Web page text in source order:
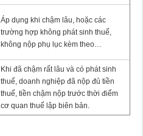
Áp dụng khi chậm lâu, hoặc các
trường hợp không phát sinh thuế,
không nộp phụ lục kèm theo…
Khi đã chậm rất lâu và có phát sinh
thuế, doanh nghiệp đã nộp đủ tiền
thuế, tiền chậm nộp trước thời điểm
cơ quan thuế lập biên bản.